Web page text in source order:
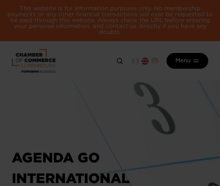
This website is for information purposes only. No membership
payments or any other financial transactions will ever be requested to
be paid through this website. Always check the URL before entering
your personal information, and contact us directly if you have any
doubts.
Menu
AGENDA GO
INTERNATIONAL